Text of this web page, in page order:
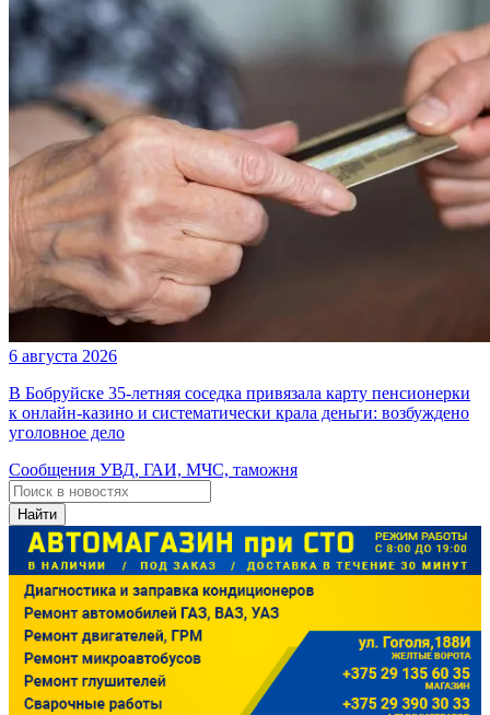
6 августа 2026
В Бобруйске 35-летняя соседка привязала карту пенсионерки
к онлайн-казино и систематически крала деньги: возбуждено
уголовное дело
Сообщения УВД, ГАИ, МЧС, таможня
Найти